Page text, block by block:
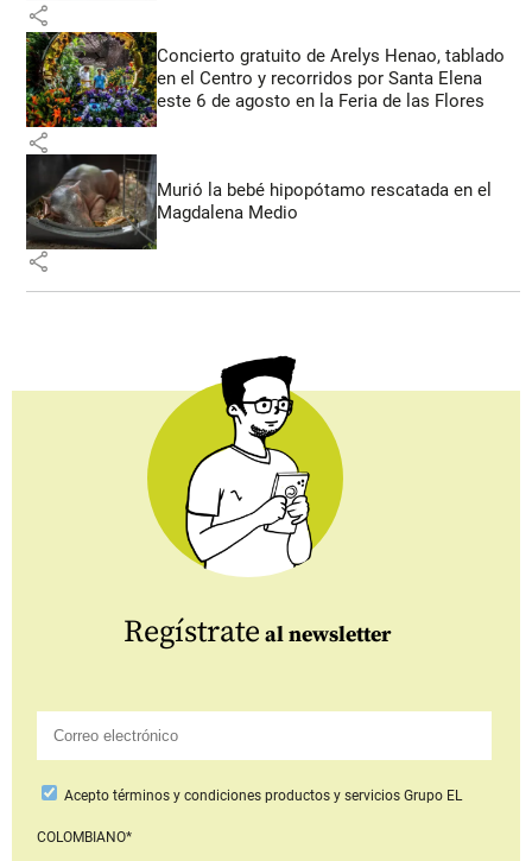
share
Concierto gratuito de Arelys Henao, tablado
en el Centro y recorridos por Santa Elena
este 6 de agosto en la Feria de las Flores
share
Murió la bebé hipopótamo rescatada en el
Magdalena Medio
share
Regístrate al newsletter
Aceptotérminos y condiciones productos y serviciosGrupo EL
COLOMBIANO*